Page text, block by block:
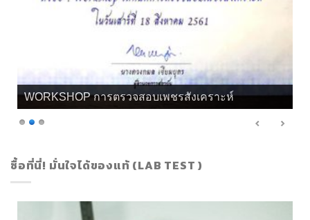
WORKSHOP การตรวจสอบเพชรสังเคราะห์
ซื้อที่นี่! มั่นใจได้ของแท้ (LAB TEST )